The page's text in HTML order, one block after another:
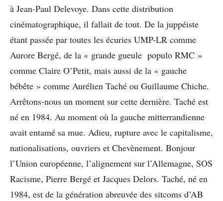
à Jean-Paul Delevoye. Dans cette distribution
cinématographique, il fallait de tout. De la juppéiste
étant passée par toutes les écuries UMP-LR comme
Aurore Bergé, de la « grande gueule populo RMC »
comme Claire O’Petit, mais aussi de la « gauche
bébête » comme Aurélien Taché ou Guillaume Chiche.
Arrêtons-nous un moment sur cette dernière. Taché est
né en 1984. Au moment où la gauche mitterrandienne
avait entamé sa mue. Adieu, rupture avec le capitalisme,
nationalisations, ouvriers et Chevènement. Bonjour
l’Union européenne, l’alignement sur l’Allemagne, SOS
Racisme, Pierre Bergé et Jacques Delors. Taché, né en
1984, est de la génération abreuvée des sitcoms d’AB